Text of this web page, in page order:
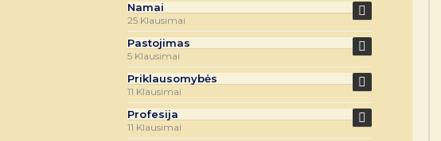
Namai
25 Klausimai
Pastojimas
5 Klausimai
Priklausomybės
11 Klausimai
Profesija
11 Klausimai